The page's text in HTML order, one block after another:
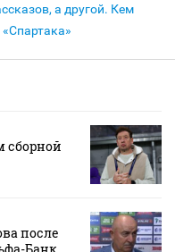
а другой. Кем
сборной
после